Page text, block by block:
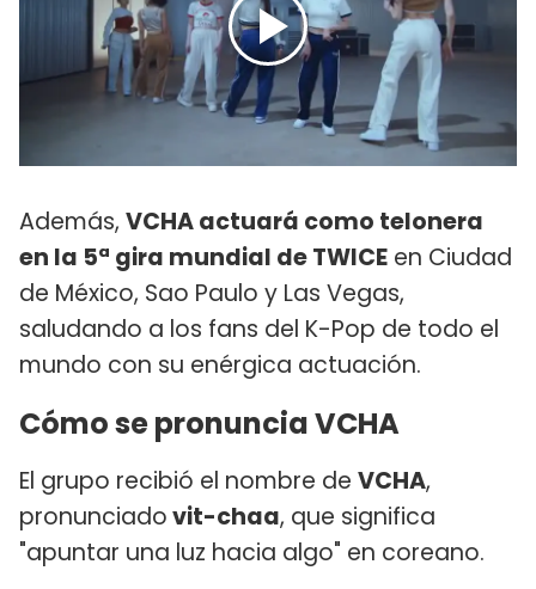
Además, VCHA actuará como telonera
en la 5ª gira mundial de TWICE en Ciudad
de México, Sao Paulo y Las Vegas,
saludando a los fans del K-Pop de todo el
mundo con su enérgica actuación.
Cómo se pronuncia VCHA
El grupo recibió el nombre de VCHA,
pronunciadovit-chaa, que significa
"apuntar una luz hacia algo" en coreano.